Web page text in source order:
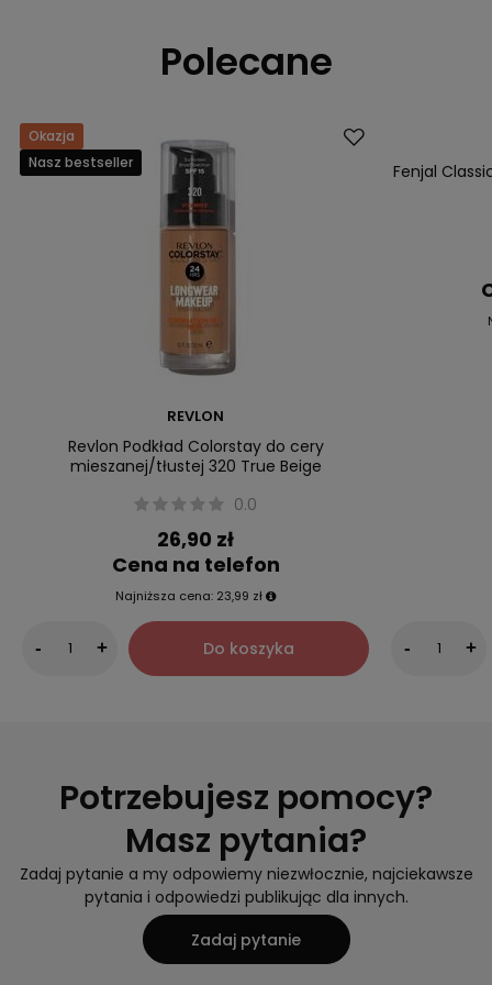
Polecane
Okazja
Nasz bestseller
REVLON
Revlon Podkład Colorstay do cery
mieszanej/tłustej 320 True Beige
0.0
26,90 zł
Cena na telefon
Najniższa cena: 23,99 zł
- + Do koszyka
Nasz
Fenjal
- +
Potrzebujesz pomocy?
Masz pytania?
Zadaj pytanie a my odpowiemy niezwłocznie, najciekawsze
pytania i odpowiedzi publikując dla innych.
Zadaj pytanie